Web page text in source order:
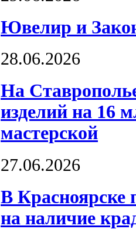
Ювелир и
28.06.2026
На
изделий на 16
мастерской
27.06.2026
В Красноярске
на наличие